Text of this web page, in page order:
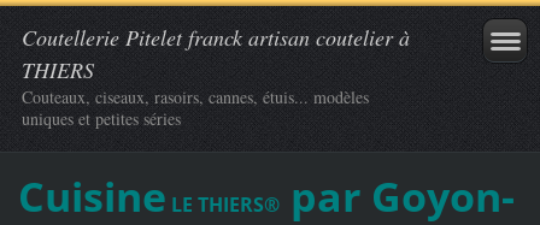
Coutellerie Pitelet franck artisan coutelier à
THIERS
Couteaux, ciseaux, rasoirs, cannes, étuis... modèles
uniques et petites séries
Cuisine LE THIERS®par Goyon-